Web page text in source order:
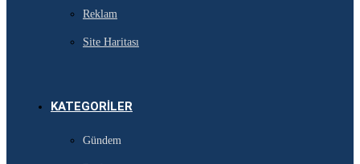
Reklam
Site Haritası
KATEGORILER
Gündem